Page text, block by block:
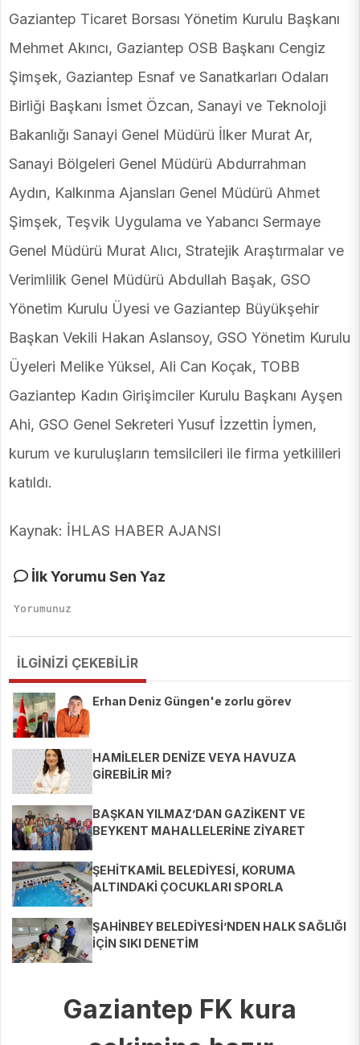
Gaziantep Ticaret Borsası Yönetim Kurulu Başkanı
Mehmet Akıncı, Gaziantep OSB Başkanı Cengiz
Şimşek, Gaziantep Esnaf ve Sanatkarları Odaları
Birliği Başkanı İsmet Özcan, Sanayi ve Teknoloji
Bakanlığı Sanayi Genel Müdürü İlker Murat Ar,
Sanayi Bölgeleri Genel Müdürü Abdurrahman
Aydın, Kalkınma Ajansları Genel Müdürü Ahmet
Şimşek, Teşvik Uygulama ve Yabancı Sermaye
Genel Müdürü Murat Alıcı, Stratejik Araştırmalar ve
Verimlilik Genel Müdürü Abdullah Başak, GSO
Yönetim Kurulu Üyesi ve Gaziantep Büyükşehir
Başkan Vekili Hakan Aslansoy, GSO Yönetim Kurulu
Üyeleri Melike Yüksel, Ali Can Koçak, TOBB
Gaziantep Kadın Girişimciler Kurulu Başkanı Ayşen
Ahi, GSO Genel Sekreteri Yusuf İzzettin İymen,
kurum ve kuruluşların temsilcileri ile firma yetkilileri
katıldı.
Kaynak: İHLAS HABER AJANSI
İlk Yorumu Sen Yaz
İLGİNİZİ ÇEKEBİLİR
Erhan Deniz Güngen'e zorlu görev
HAMİLELER DENİZE VEYA HAVUZA
GİREBİLİR Mİ?
BAŞKAN YILMAZ’DAN GAZİKENT VE
BEYKENT MAHALLELERİNE ZİYARET
ŞEHİTKAMİL BELEDİYESİ, KORUMA
ALTINDAKİ ÇOCUKLARI SPORLA
ŞAHİNBEY BELEDİYESİ’NDEN HALK SAĞLIĞI
İÇİN SIKI DENETİM
Gaziantep FK kura